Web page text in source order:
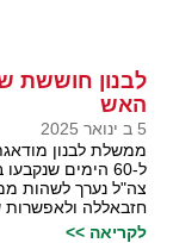
לבנון חוששת
האש
5 ב ינואר 2025
ממשלת לבנון
ל-60 הימים
צה"ל נערך לשהות
חזבאללה ולאפשרות
לקריאה >>